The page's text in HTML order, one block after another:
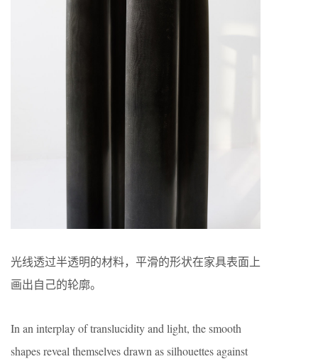
光线透过半透明的材料，平滑的形状在家具表面上
画出自己的轮廓。
In an interplay of translucidity and light, the smooth
shapes reveal themselves drawn as silhouettes against